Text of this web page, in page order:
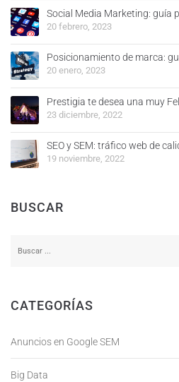
Social Media Marketing: guía
20 febrero, 2023
Posicionamiento de marca:
20 enero, 2023
Prestigia te desea una muy
23 diciembre, 2022
SEO y SEM: tráfico web de
19 noviembre, 2022
BUSCAR
CATEGORÍAS
Anuncios en Google SEM
Big Data